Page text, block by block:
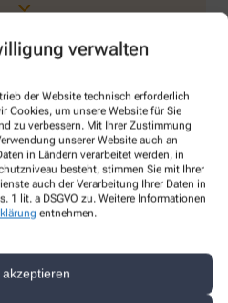
verwalten
der Website technisch erforderlich
Cookies, um unsere Website für Sie
zu verbessern. Mit Ihrer Zustimmung
unserer Website auch an
in Ländern verarbeitet werden, in
besteht, stimmen Sie mit Ihrer
auch der Verarbeitung Ihrer Daten in
1 lit. a DSGVO zu. Weitere Informationen
entnehmen.
akzeptieren